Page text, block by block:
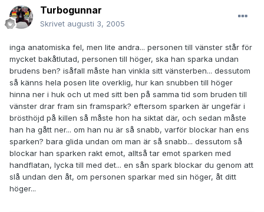
Turbogunnar
Skrivet augusti 3, 2005
inga anatomiska fel, men lite andra... personen till vänster står för
mycket bakåtlutad, personen till höger, ska han sparka undan
brudens ben? isåfall måste han vinkla sitt vänsterben... dessutom
så känns hela posen lite overklig, hur kan snubben till höger
hinna ner i huk och ut med sitt ben på samma tid som bruden till
vänster drar fram sin framspark? eftersom sparken är ungefär i
brösthöjd på killen så måste hon ha siktat där, och sedan måste
han ha gått ner... om han nu är så snabb, varför blockar han ens
sparken? bara glida undan om man är så snabb... dessutom så
blockar han sparken rakt emot, alltså tar emot sparken med
handflatan, lycka till med det... en sån spark blockar du genom att
slå undan den åt, om personen sparkar med sin höger, åt ditt
höger...